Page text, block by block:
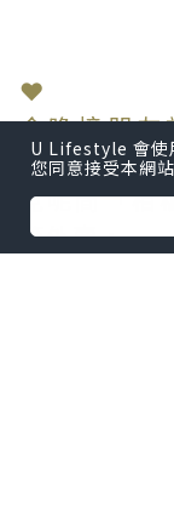
❤
今晚接朋
Place搵食。
見呢間「栢
等外賣，
U Lifestyle 會使
您同意接受本網